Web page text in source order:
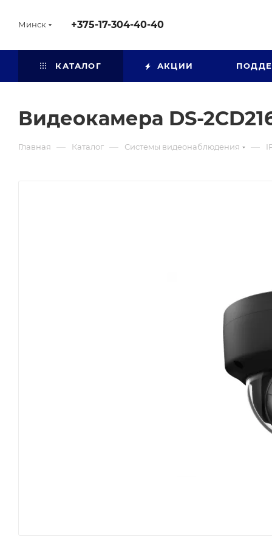
Минск +375-17-304-40-40
КАТАЛОГ АКЦИИ
Видеокамера DS-
Главная — Каталог — Системы видеонаблюдения —